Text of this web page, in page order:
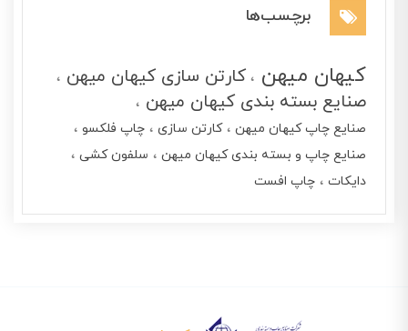
برچسب‌ها
کیهان میهن
کارتن سازی کیهان میهن
صنایع بسته بندی کیهان میهن
صنایع چاپ کیهان میهن کارتن سازی
چاپ فلکسو
صنایع چاپ و بسته بندی کیهان میهن
سلفون کشی
دایکات
چاپ افست